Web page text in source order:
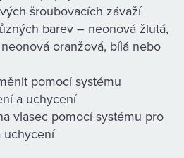
šroubovacích závaží
barev – neonová žlutá,
oranžová, bílá nebo
pomocí systému
a uchycení
vlasec pomocí systému pro
uchycení